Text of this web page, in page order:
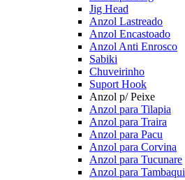
Jig Head
Anzol Lastreado
Anzol Encastoado
Anzol Anti Enrosco
Sabiki
Chuveirinho
Suport Hook
Anzol p/ Peixe
Anzol para Tilapia
Anzol para Traira
Anzol para Pacu
Anzol para Corvina
Anzol para Tucunare
Anzol para Tambaqui